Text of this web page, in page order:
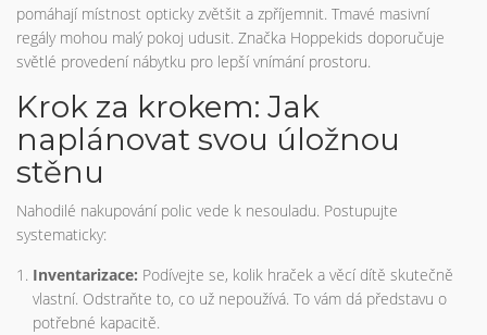
pomáhají místnost opticky zvětšit a zpříjemnit. Tmavé masivní
regály mohou malý pokoj udusit. Značka Hoppekids doporučuje
světlé provedení nábytku pro lepší vnímání prostoru.
Krok za krokem: Jak
naplánovat svou úložnou
stěnu
Nahodilé nakupování polic vede k nesouladu. Postupujte
systematicky:
Inventarizace: Podívejte se, kolik hraček a věcí dítě skutečně
vlastní. Odstraňte to, co už nepoužívá. To vám dá představu o
potřebné kapacitě.